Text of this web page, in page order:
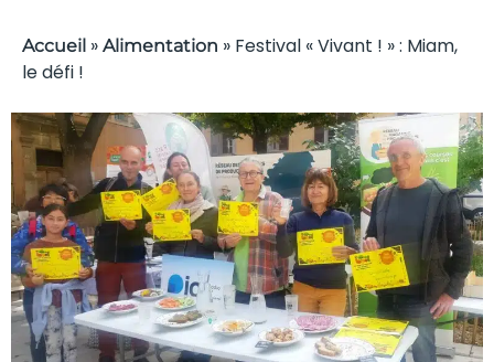
Accueil » Alimentation » Festival « Vivant ! » : Miam,
le défi !